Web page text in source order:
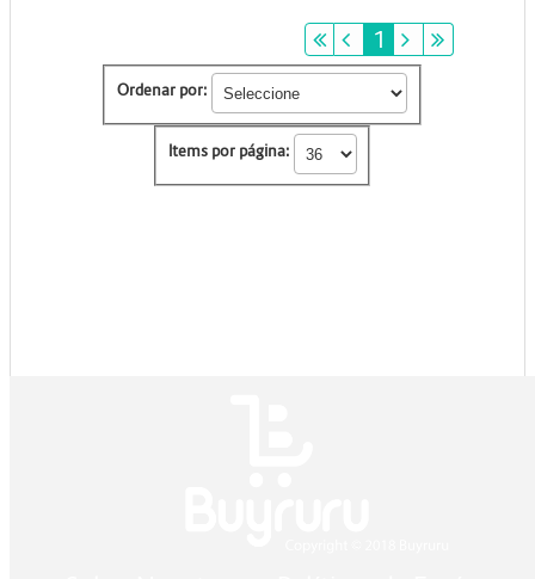
primeiro
anterior
1 próximo
Ordenar por:
Items por página: